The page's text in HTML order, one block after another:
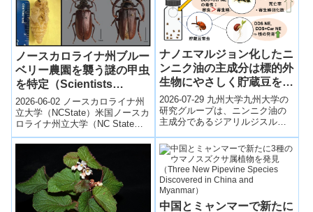
ノースカロライナ州ブルー
ベリー農園を襲う謎の甲虫
を特定（Scientists
Identify ‘Mystery Beetle’
Attacking Blueberry
Farms Across North
Carolina）
2026-06-02 ノースカロライナ州
立大学（NCState）米国ノースカ
ロライナ州立大学（NC State
University）の研究チームは、ノ
ースカロ...
ナノエマルジョン化したニ
ンニク油の主成分は標的外
生物にやさしく貯蔵豆を守
る ー害虫を殺す一方で植
物の発育や天敵羽化数を向
上ー
2026-07-29 九州大学九州大学の
研究グループは、ニンニク油の
主成分であるジアリルジスルフ
来のカルボンをナノエマルジョ
ン化し...
中国とミャンマーで新たに